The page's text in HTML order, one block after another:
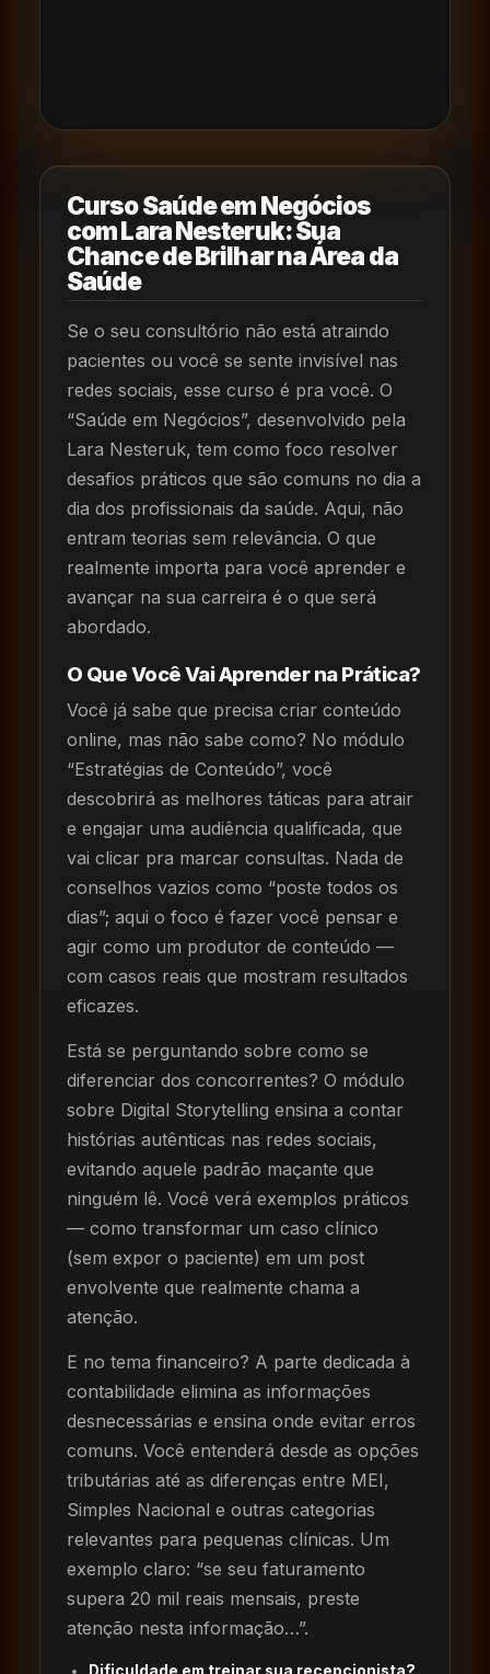
Curso Saúde em Negócios
com Lara Nesteruk: Sua
Chance de Brilhar na Área da
Saúde
Se o seu consultório não está atraindo
pacientes ou você se sente invisível nas
redes sociais, esse curso é pra você. O
“Saúde em Negócios”, desenvolvido pela
Lara Nesteruk, tem como foco resolver
desafios práticos que são comuns no dia a
dia dos profissionais da saúde. Aqui, não
entram teorias sem relevância. O que
realmente importa para você aprender e
avançar na sua carreira é o que será
abordado.
O Que Você Vai Aprender na Prática?
Você já sabe que precisa criar conteúdo
online, mas não sabe como? No módulo
“Estratégias de Conteúdo”, você
descobrirá as melhores táticas para atrair
e engajar uma audiência qualificada, que
vai clicar pra marcar consultas. Nada de
conselhos vazios como “poste todos os
dias”; aqui o foco é fazer você pensar e
agir como um produtor de conteúdo —
com casos reais que mostram resultados
eficazes.
Está se perguntando sobre como se
diferenciar dos concorrentes? O módulo
sobre Digital Storytelling ensina a contar
histórias autênticas nas redes sociais,
evitando aquele padrão maçante que
ninguém lê. Você verá exemplos práticos
— como transformar um caso clínico
(sem expor o paciente) em um post
envolvente que realmente chama a
atenção.
E no tema financeiro? A parte dedicada à
contabilidade elimina as informações
desnecessárias e ensina onde evitar erros
comuns. Você entenderá desde as opções
tributárias até as diferenças entre MEI,
Simples Nacional e outras categorias
relevantes para pequenas clínicas. Um
exemplo claro: “se seu faturamento
supera 20 mil reais mensais, preste
atenção nesta informação…”.